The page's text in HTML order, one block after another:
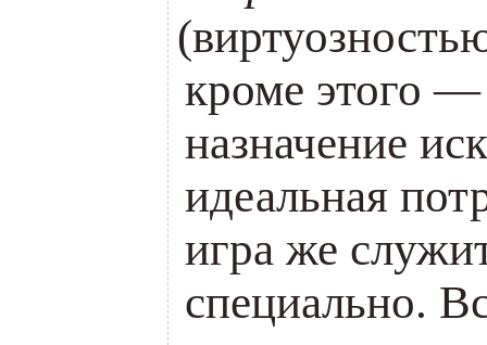
(
кроме этого
назначение
идеальная
игра же
специально.